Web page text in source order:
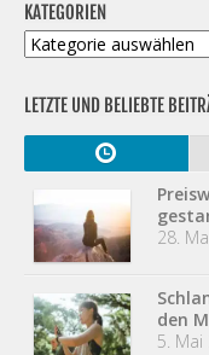
KATEGORIEN
Kategorien
LETZTE UND BELIEBTE
28.
den
5. Mai